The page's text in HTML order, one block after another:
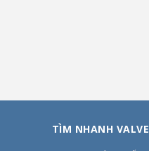
TÌM NHANH VALVE